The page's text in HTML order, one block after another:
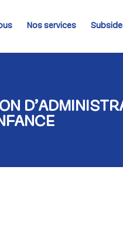
Nos services